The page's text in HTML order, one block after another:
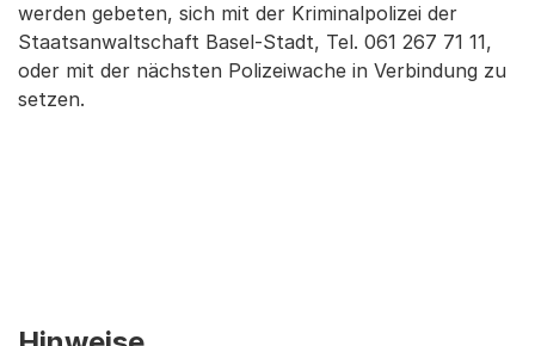
werden gebeten, sich mit der Kriminalpolizei der
Staatsanwaltschaft Basel-Stadt, Tel. 061 267 71 11,
oder mit der nächsten Polizeiwache in Verbindung zu
setzen.